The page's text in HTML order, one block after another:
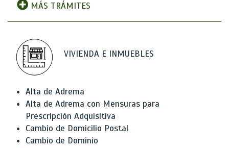
MÁS TRÁMITES
VIVIENDA E INMUEBLES
Alta de Adrema
Alta de Adrema con Mensuras para
Prescripción Adquisitiva
Cambio de Domicilio Postal
Cambio de Dominio